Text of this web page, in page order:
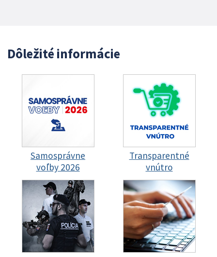
Dôležité informácie
Samosprávne
voľby 2026
Transparentné
vnútro